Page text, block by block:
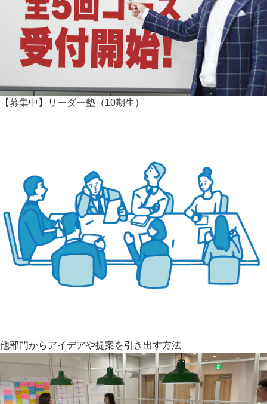
【募集中】リーダー塾（10期生）
他部門からアイデアや提案を引き出す方法